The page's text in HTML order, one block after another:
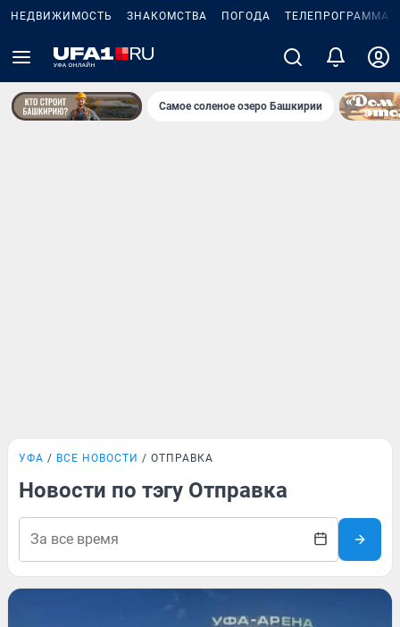
НЕДВИЖИМОСТЬ ЗНАКОМСТВА ПОГОДА ТЕЛЕПРОГРАММА
Самое соленое озеро Башкирии
УФА ВСЕ НОВОСТИ ОТПРАВКА
Новости по тэгу Отправка